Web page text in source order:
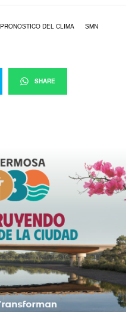
PRONOSTICO DEL CLIMA SMN
SHARE